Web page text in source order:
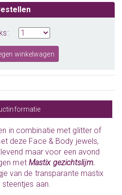
winkelwagen
in combinatie met glitter of
deze Face & Body jewels,
maar voor een avond
met Mastix gezichtslijm.
van de transparante mastix
steentjes aan.